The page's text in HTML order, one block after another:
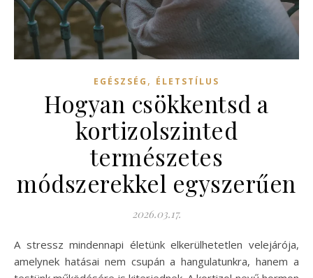
EGÉSZSÉG , ÉLETSTÍLUS
Hogyan csökkentsd a
kortizolszinted
természetes
módszerekkel egyszerűen
2026.03.17.
A stressz mindennapi életünk elkerülhetetlen velejárója,
amelynek hatásai nem csupán a hangulatunkra, hanem a